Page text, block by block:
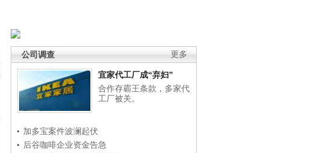
更多
公司调查
宜家代工厂成“弃妇”
合作存霸王条款，多家代
工厂被关。
加多宝案件波澜起伏
后谷咖啡企业资金告急